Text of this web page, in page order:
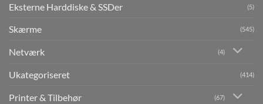
Eksterne Harddiske & SSDer (5)
Skærme (545)
Netværk (4)
Ukategoriseret (414)
Printer & Tilbehør (67)